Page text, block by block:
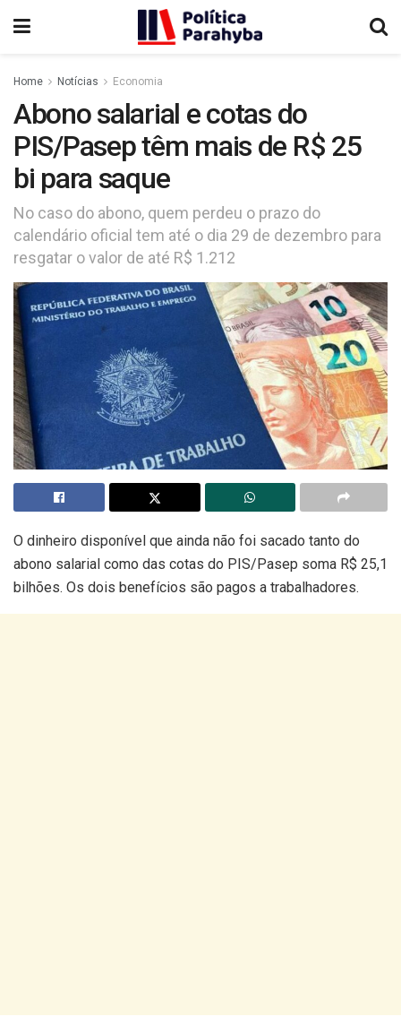
Home Notícias Economia
Abono salarial e cotas do
PIS/Pasep têm mais de R$ 25
bi para saque
No caso do abono, quem perdeu o prazo do
calendário oficial tem até o dia 29 de dezembro para
resgatar o valor de até R$ 1.212
O dinheiro disponível que ainda não foi sacado tanto do
abono salarial como das cotas do PIS/Pasep soma R$ 25,1
bilhões. Os dois benefícios são pagos a trabalhadores.